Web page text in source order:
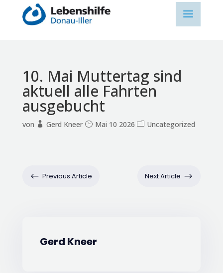
10. Mai Muttertag sind
aktuell alle Fahrten
ausgebucht
von Gerd Kneer Mai 10 2026 Uncategorized
# Previous Article Next Article $
Gerd Kneer